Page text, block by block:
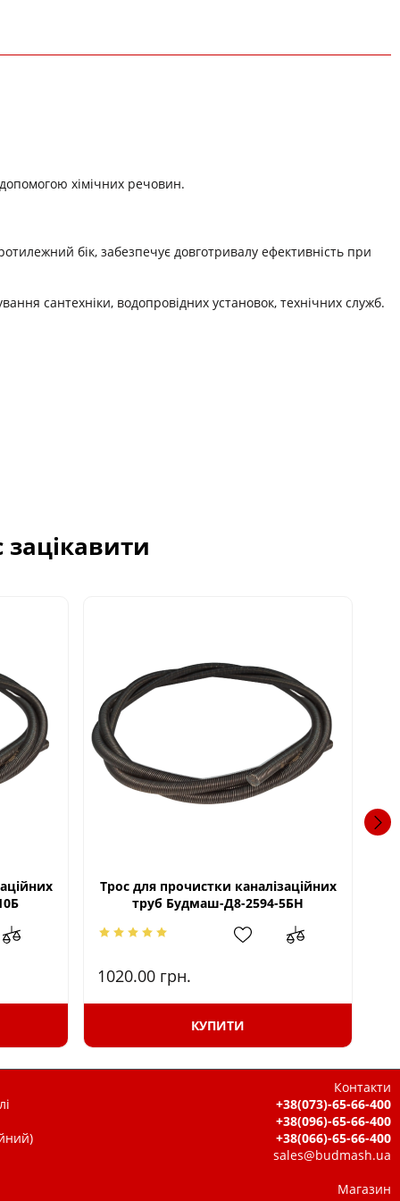
хімічних речовин.
бік, забезпечує довготривалу ефективність при
сантехніки, водопровідних установок, технічних служб.
Трос для прочистки каналізаційних
труб Будмаш-Д8-2594-5БН
1020.00 грн.
КУПИТИ
Контакти
+38(073)-65-66-400
+38(096)-65-66-400
+38(066)-65-66-400
sales@budmash.ua
Магазин